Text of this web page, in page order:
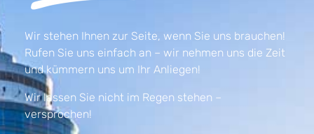
Wir stehen Ihnen zur Seite, wenn Sie uns brauchen!
Rufen Sie uns einfach an – wir nehmen uns die Zeit
und kümmern uns um Ihr Anliegen!
Wir lassen Sie nicht im Regen stehen –
versprochen!